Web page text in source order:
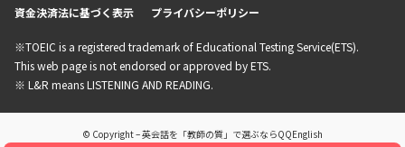
資金決済法に基づく表示
プライバシーポリシー
※TOEIC is a registered trademark of Educational Testing Service(ETS).
This web page is not endorsed or approved by ETS.
※ L&R means LISTENING AND READING.
© Copyright – 英会話を「教師の質」で選ぶならQQEnglish